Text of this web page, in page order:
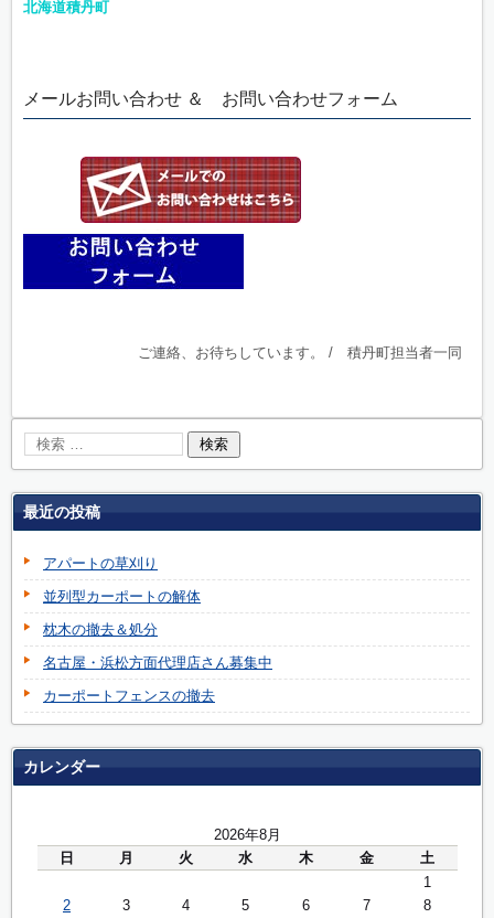
北海道積丹町
メールお問い合わせ ＆ お問い合わせフォーム
ご連絡、お待ちしています。 / 積丹町担当者一同
最近の投稿
アパートの草刈り
並列型カーポートの解体
枕木の撤去＆処分
名古屋・浜松方面代理店さん募集中
カーポートフェンスの撤去
カレンダー
2026年8月
日
月 火 水 木 金 土
1
2
3 4 5 6 7
8